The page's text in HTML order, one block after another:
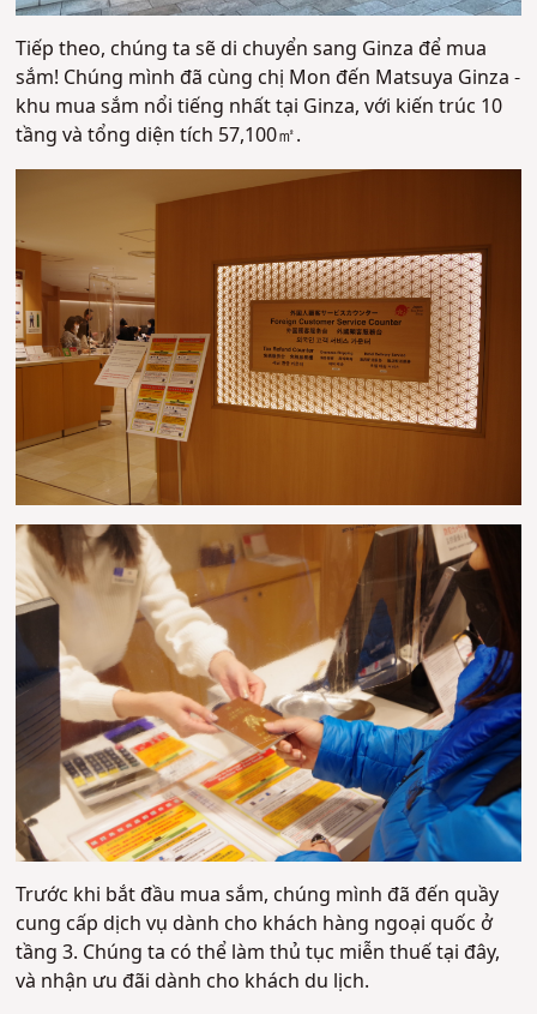
Tiếp theo, chúng ta sẽ di chuyển sang Ginza để mua
sắm! Chúng mình đã cùng chị Mon đến Matsuya Ginza -
khu mua sắm nổi tiếng nhất tại Ginza, với kiến trúc 10
tầng và tổng diện tích 57,100㎡.
Trước khi bắt đầu mua sắm, chúng mình đã đến quầy
cung cấp dịch vụ dành cho khách hàng ngoại quốc ở
tầng 3. Chúng ta có thể làm thủ tục miễn thuế tại đây,
và nhận ưu đãi dành cho khách du lịch.